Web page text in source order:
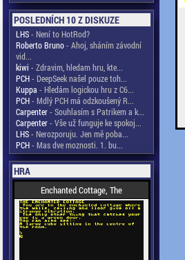
POSLEDNÍCH 10 Z DISKUZE
LHS- Není to HotRod?
Roberto Bruno- Ahoj, sháním závodní
vid...
kiwi - Zdravim, hledam hru, kte...
PCH- DeepSeek našel pouze toh...
Kuppa - Hledám logickou hru z C6...
PCH- Mdlý PCH má odzkoušený R...
Carpenter- Souhlasím s Patrikem a k...
Carpenter- Vše už funguje ke spokoj...
LHS- Nerozporuju. Jen mě poba...
PCH- Mas dve moznosti. 1. bu...
HRA
Enchanted Cottage, The